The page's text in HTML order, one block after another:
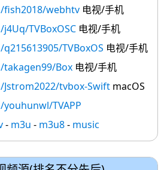
webhtv 电视/手机
TVBoxOSC 电视/手机
TVBoxOS 电视/手机
Box 电视/手机
tvbox-Swift macOS
TVAPP
- m3u - m3u8- music